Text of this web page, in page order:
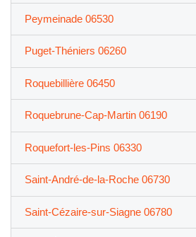
Peymeinade 06530
Puget-Théniers 06260
Roquebillière 06450
Roquebrune-Cap-Martin 06190
Roquefort-les-Pins 06330
Saint-André-de-la-Roche 06730
Saint-Cézaire-sur-Siagne 06780